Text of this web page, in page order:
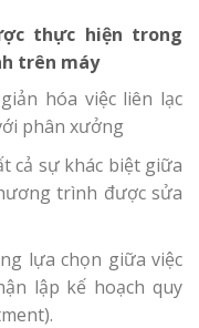
thực hiện trong
trên máy
hóa việc liên lạc
phân xưởng
cả sự khác biệt giữa
trình được sửa
lựa chọn giữa việc
lập kế hoạch quy